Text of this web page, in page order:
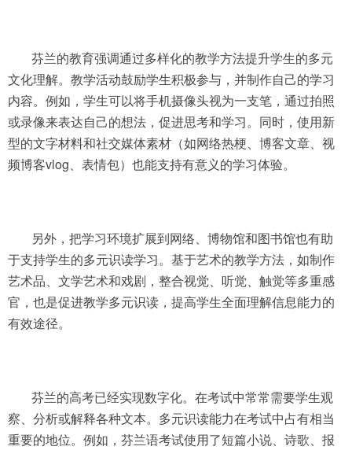
芬兰的教育强调通过多样化的教学方法提升学生的多元
文化理解。教学活动鼓励学生积极参与，并制作自己的学习
内容。例如，学生可以将手机摄像头视为一支笔，通过拍照
或录像来表达自己的想法，促进思考和学习。同时，使用新
型的文字材料和社交媒体素材（如网络热梗、博客文章、视
频博客vlog、表情包）也能支持有意义的学习体验。
另外，把学习环境扩展到网络、博物馆和图书馆也有助
于支持学生的多元识读学习。基于艺术的教学方法，如制作
艺术品、文学艺术和戏剧，整合视觉、听觉、触觉等多重感
官，也是促进教学多元识读，提高学生全面理解信息能力的
有效途径。
芬兰的高考已经实现数字化。在考试中常常需要学生观
察、分析或解释各种文本。多元识读能力在考试中占有相当
重要的地位。例如，芬兰语考试使用了短篇小说、诗歌、报